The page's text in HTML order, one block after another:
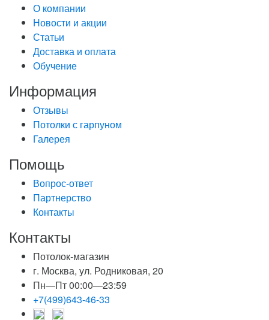
О компании
Новости и акции
Статьи
Доставка и оплата
Обучение
Информация
Отзывы
Потолки с гарпуном
Галерея
Помощь
Вопрос-ответ
Партнерство
Контакты
Контакты
Потолок-магазин
г. Москва, ул. Родниковая, 20
Пн—Пт 00:00—23:59
+7(499)643-46-33